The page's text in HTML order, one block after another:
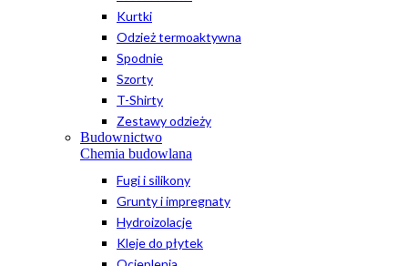
Kurtki
Odzież termoaktywna
Spodnie
Szorty
T-Shirty
Zestawy odzieży
Budownictwo
Chemia budowlana
Fugi i silikony
Grunty i impregnaty
Hydroizolacje
Kleje do płytek